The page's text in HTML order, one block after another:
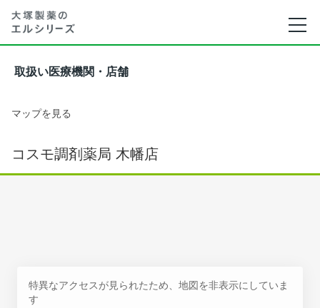
取扱い医療機関・店舗
マップを見る
コスモ調剤薬局 木幡店
特異なアクセスが見られたため、地図を非表示にしていま
す